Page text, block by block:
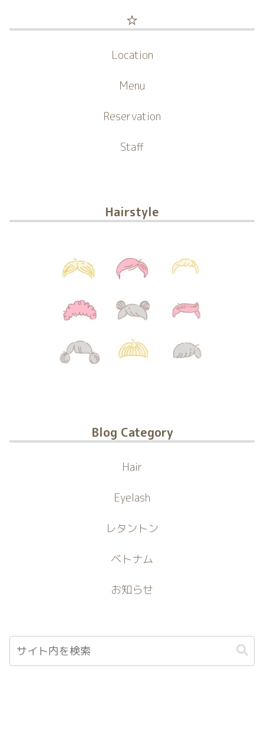
☆
Location
Menu
Reservation
Staff
Hairstyle
Blog Category
Hair
Eyelash
レタントン
ベトナム
お知らせ